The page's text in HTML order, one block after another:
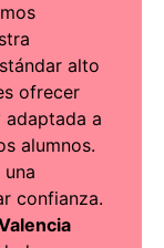
alto
ofrecer
adaptada a
alumnos.
confianza.